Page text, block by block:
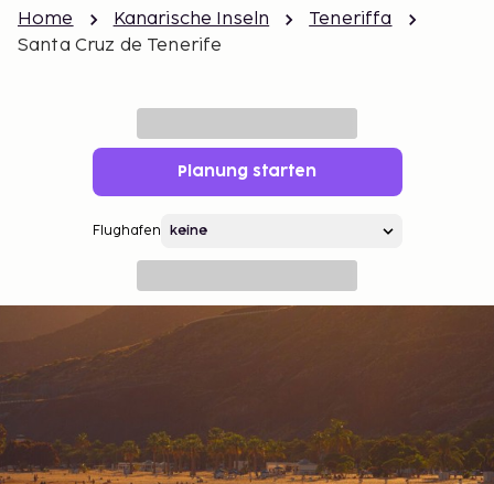
Home Kanarische Inseln
Teneriffa
Santa Cruz de Tenerife
Planung starten
Flughafen